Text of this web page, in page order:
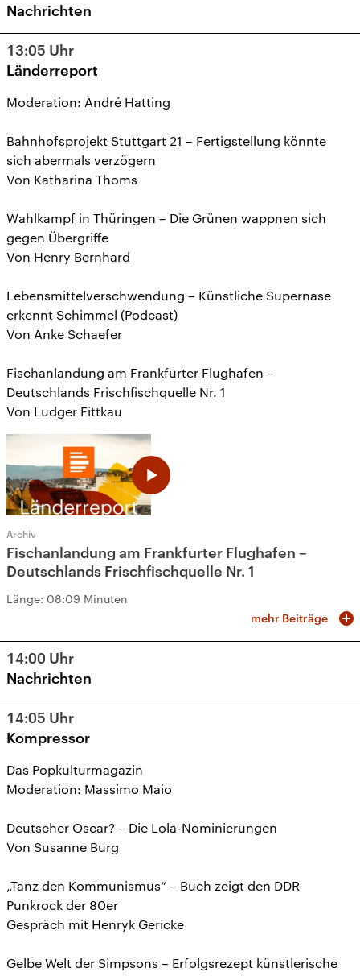
Nachrichten
13:05 Uhr
Länderreport
Moderation: André Hatting
Bahnhofsprojekt Stuttgart 21 – Fertigstellung könnte
sich abermals verzögern
Von Katharina Thoms
Wahlkampf in Thüringen – Die Grünen wappnen sich
gegen Übergriffe
Von Henry Bernhard
Lebensmittelverschwendung – Künstliche Supernase
erkennt Schimmel (Podcast)
Von Anke Schaefer
Fischanlandung am Frankfurter Flughafen –
Deutschlands Frischfischquelle Nr. 1
Von Ludger Fittkau
Archiv
Fischanlandung am Frankfurter Flughafen –
Deutschlands Frischfischquelle Nr. 1
Länge: 08:09 Minuten
mehr Beiträge
14:00 Uhr
Nachrichten
14:05 Uhr
Kompressor
Das Popkulturmagazin
Moderation: Massimo Maio
Deutscher Oscar? – Die Lola-Nominierungen
Von Susanne Burg
„Tanz den Kommunismus“ – Buch zeigt den DDR
Punkrock der 80er
Gespräch mit Henryk Gericke
Gelbe Welt der Simpsons – Erfolgsrezept künstlerische